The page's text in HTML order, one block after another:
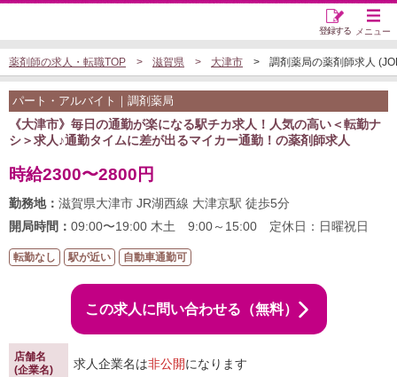
メニュー
登録する
薬剤師の求人・転職TOP 滋賀県 大津市 調剤薬局の薬剤師求人
パート・アルバイト｜調剤薬局
《大津市》毎日の通勤が楽になる駅チカ求人！人気の高い＜転勤ナ
シ＞求人♪通勤タイムに差が出るマイカー通勤！の薬剤師求人
時給2300〜2800円
勤務地： 滋賀県大津市 JR湖西線 大津京駅 徒歩5分
開局時間： 09:00〜19:00 木土 9:00～15:00 定休日：日曜祝日
転勤なし 駅が近い 自動車通勤可
この求人に問い合わせる（無料）
店舗名
(企業名)
求人企業名は非公開になります